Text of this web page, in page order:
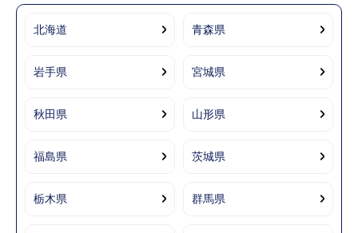
北海道 青森県
岩手県 宮城県
秋田県 山形県
福島県 茨城県
栃木県 群馬県